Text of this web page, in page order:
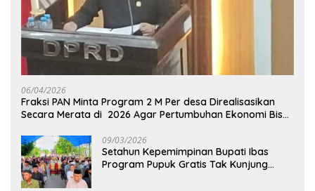
06/04/2026
Fraksi PAN Minta Program 2 M Per desa Direalisasikan
Secara Merata di 2026 Agar Pertumbuhan Ekonomi Bisa
09/03/2026
Setahun Kepemimpinan Bupati Ibas
Program Pupuk Gratis Tak Kunjung